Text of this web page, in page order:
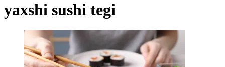
yaxshi sushi tegi